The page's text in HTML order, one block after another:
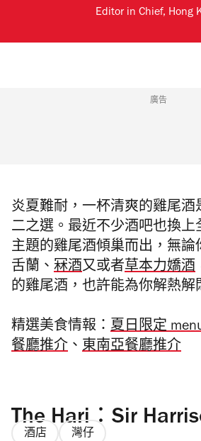
Editor in Chief, Hong
廣告
炎夏難耐，一杯清爽的雞尾酒
二之選。最近不少酒吧也換上
主題的雞尾酒傾巢而出，無論
舌蘭、 冧酒又或者草本力嬌酒
的雞尾酒，也許能為你解熱解
精選美食情報： 夏日限定
餐廳推介 、 東南亞餐廳推介
The Hari：Sir
酒店 灣仔